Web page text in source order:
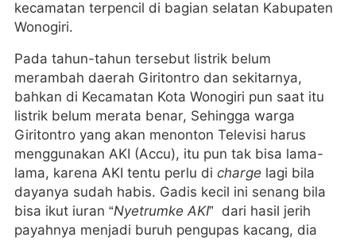
kecamatan terpencil di bagian selatan Kabupaten
Wonogiri.
Pada tahun-tahun tersebut listrik belum
merambah daerah Giritontro dan sekitarnya,
bahkan di Kecamatan Kota Wonogiri pun saat itu
listrik belum merata benar, Sehingga warga
Giritontro yang akan menonton Televisi harus
menggunakan AKI (Accu), itu pun tak bisa lama-
lama, karena AKI tentu perlu di charge lagi bila
dayanya sudah habis. Gadis kecil ini senang bila
bisa ikut iuran “Nyetrumke AKI” dari hasil jerih
payahnya menjadi buruh pengupas kacang, dia